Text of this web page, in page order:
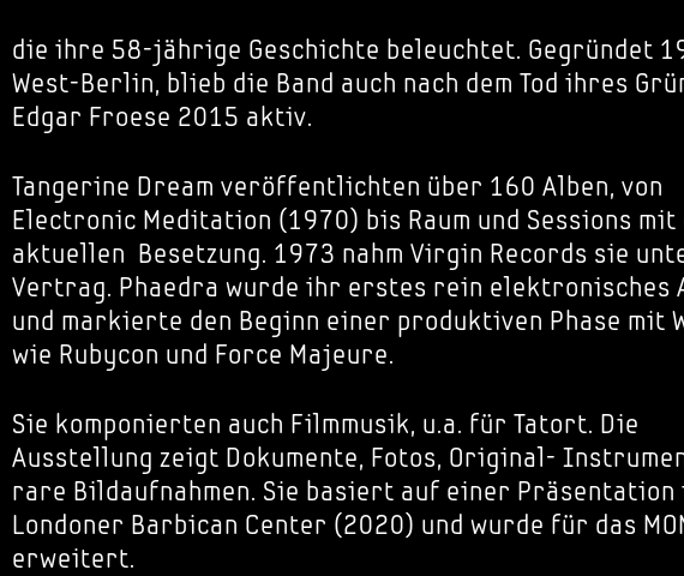
die ihre 58-jährige Geschichte beleuchtet. Gegründet
West-Berlin, blieb die Band auch nach dem Tod ihres
Edgar Froese 2015 aktiv.
Tangerine Dream veröffentlichten über 160 Alben, von
Electronic Meditation (1970) bis Raum und Sessions mit
aktuellen Besetzung. 1973 nahm Virgin Records sie
Vertrag. Phaedra wurde ihr erstes rein elektronisches
und markierte den Beginn einer produktiven Phase mit
wie Rubycon und Force Majeure.
Sie komponierten auch Filmmusik, u.a. für Tatort. Die
Ausstellung zeigt Dokumente, Fotos, Original-
rare Bildaufnahmen. Sie basiert auf einer Präsentation
Londoner Barbican Center (2020) und wurde für das
erweitert.